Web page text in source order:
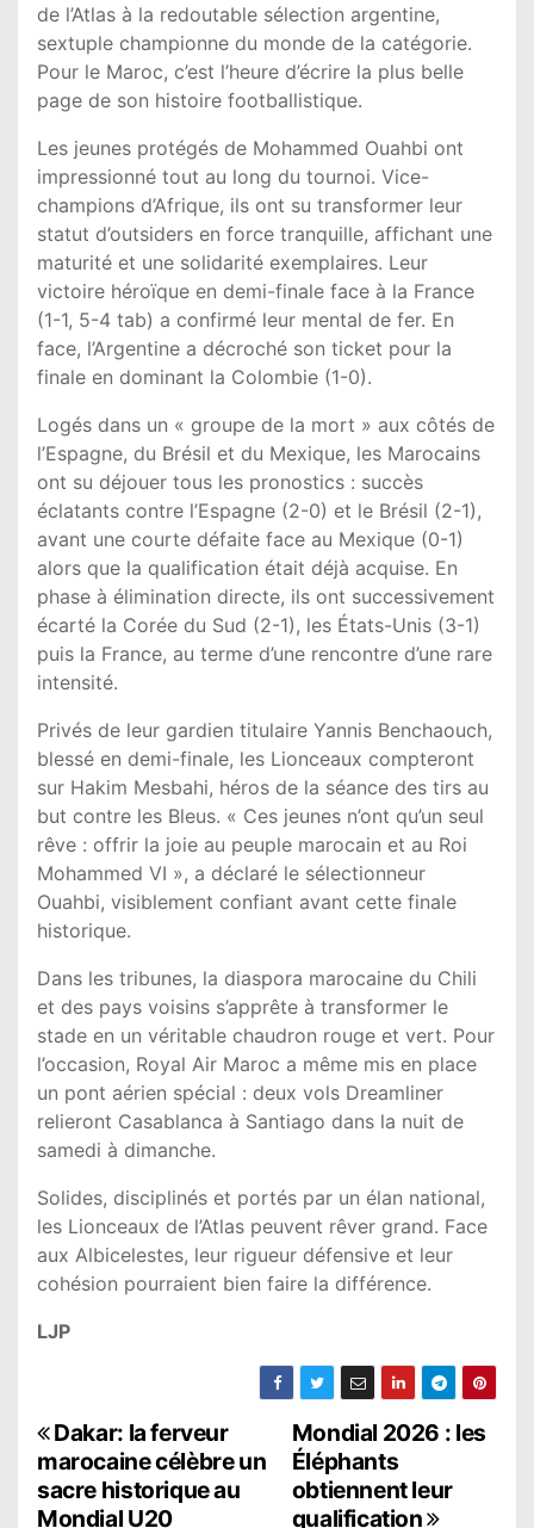
de l’Atlas à la redoutable sélection argentine,
sextuple championne du monde de la catégorie.
Pour le Maroc, c’est l’heure d’écrire la plus belle
page de son histoire footballistique.
Les jeunes protégés de Mohammed Ouahbi ont
impressionné tout au long du tournoi. Vice-
champions d’Afrique, ils ont su transformer leur
statut d’outsiders en force tranquille, affichant une
maturité et une solidarité exemplaires. Leur
victoire héroïque en demi-finale face à la France
(1-1, 5-4 tab) a confirmé leur mental de fer. En
face, l’Argentine a décroché son ticket pour la
finale en dominant la Colombie (1-0).
Logés dans un « groupe de la mort » aux côtés de
l’Espagne, du Brésil et du Mexique, les Marocains
ont su déjouer tous les pronostics : succès
éclatants contre l’Espagne (2-0) et le Brésil (2-1),
avant une courte défaite face au Mexique (0-1)
alors que la qualification était déjà acquise. En
phase à élimination directe, ils ont successivement
écarté la Corée du Sud (2-1), les États-Unis (3-1)
puis la France, au terme d’une rencontre d’une rare
intensité.
Privés de leur gardien titulaire Yannis Benchaouch,
blessé en demi-finale, les Lionceaux compteront
sur Hakim Mesbahi, héros de la séance des tirs au
but contre les Bleus. « Ces jeunes n’ont qu’un seul
rêve : offrir la joie au peuple marocain et au Roi
Mohammed VI », a déclaré le sélectionneur
Ouahbi, visiblement confiant avant cette finale
historique.
Dans les tribunes, la diaspora marocaine du Chili
et des pays voisins s’apprête à transformer le
stade en un véritable chaudron rouge et vert. Pour
l’occasion, Royal Air Maroc a même mis en place
un pont aérien spécial : deux vols Dreamliner
relieront Casablanca à Santiago dans la nuit de
samedi à dimanche.
Solides, disciplinés et portés par un élan national,
les Lionceaux de l’Atlas peuvent rêver grand. Face
aux Albicelestes, leur rigueur défensive et leur
cohésion pourraient bien faire la différence.
LJP
N
a
Mondial 2026 : les
Éléphants
obtiennent leur
qualification
Dakar: la ferveur
marocaine célèbre un
sacre historique au
Mondial U20